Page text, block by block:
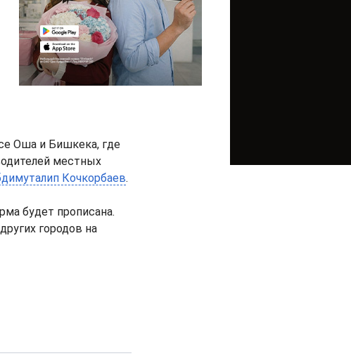
Оша и Бишкека, где
местных
Кочкорбаев.
будет прописана.
городов на